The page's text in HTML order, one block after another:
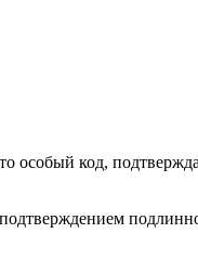
особый код,